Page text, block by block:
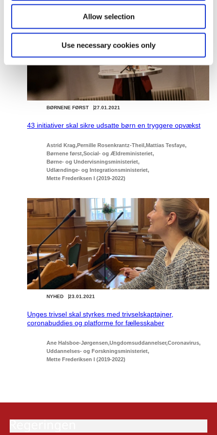
Allow selection
Use necessary cookies only
27.01.2021
BØRNENE FØRST
43 initiativer skal sikre udsatte børn en tryggere opvækst
Astrid Krag Pernille Rosenkrantz-Theil Mattias Tesfaye
Børnene først Social- og Ældreministeriet
Børne- og Undervisningsministeriet
Udlændinge- og Integrationsministeriet
Mette Frederiksen I (2019-2022)
23.01.2021
NYHED
Unges trivsel skal styrkes med trivselskaptajner,
coronabuddies og platforme for fællesskaber
Ane Halsboe-Jørgensen Ungdomsuddannelser Coronavirus
Uddannelses- og Forskningsministeriet
Mette Frederiksen I (2019-2022)